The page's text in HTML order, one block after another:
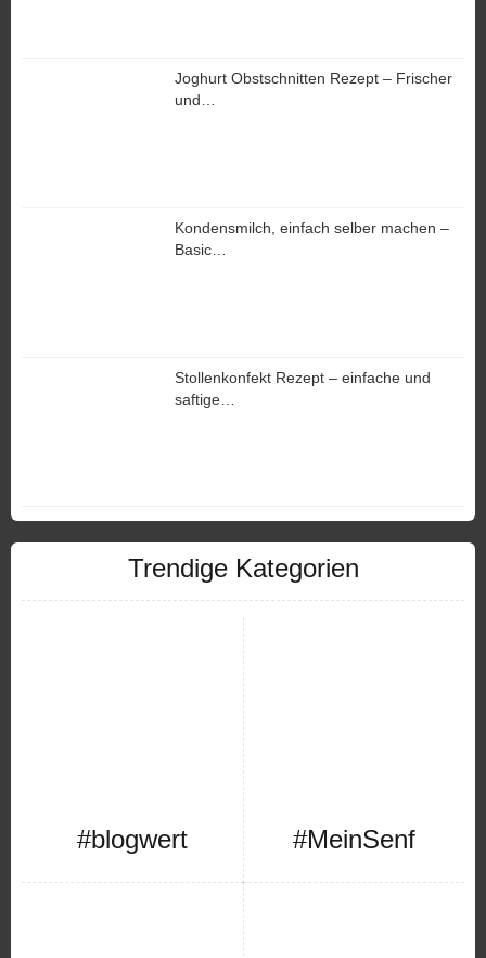
Joghurt Obstschnitten Rezept – Frischer
und…
Kondensmilch, einfach selber machen –
Basic…
Stollenkonfekt Rezept – einfache und
saftige…
Trendige Kategorien
#blogwert #MeinSenf